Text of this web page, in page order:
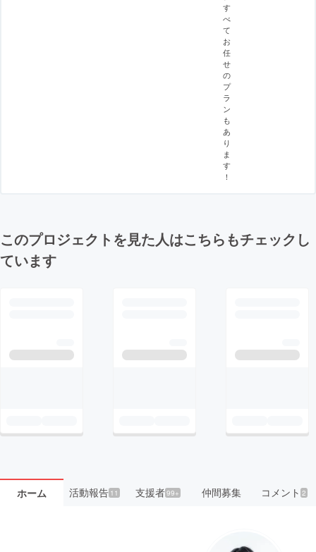
す
べ
て
お
任
せ
の
プ
ラ
ン
も
あ
り
ま
す
！
このプロジェクトを見た人はこちらもチェックし
ています
ホーム 活動報告11 支援者99+ 仲間募集 コメント 2